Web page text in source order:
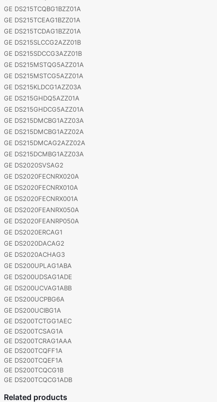
GE DS215TCQBG1BZZ01A
GE DS215TCEAG1BZZ01A
GE DS215TCDAG1BZZ01A
GE DS215SLCCG2AZZ01B
GE DS215SDCCG3AZZ01B
GE DS215MSTQG5AZZ01A
GE DS215MSTCG5AZZ01A
GE DS215KLDCG1AZZ03A
GE DS215GHDQ5AZZ01A
GE DS215GHDCG5AZZ01A
GE DS215DMCBG1AZZ03A
GE DS215DMCBG1AZZ02A
GE DS215DMCAG2AZZ02A
GE DS215DCMBG1AZZ03A
GE DS2020SVSAG2
GE DS2020FECNRX020A
GE DS2020FECNRX010A
GE DS2020FECNRX001A
GE DS2020FEANRX050A
GE DS2020FEANRP050A
GE DS2020ERCAG1
GE DS2020DACAG2
GE DS2020ACHAG3
GE DS200UPLAG1ABA
GE DS200UDSAG1ADE
GE DS200UCVAG1ABB
GE DS200UCPBG6A
GE DS200UCIBG1A
GE DS200TCTGG1AEC
GE DS200TCSAG1A
GE DS200TCRAG1AAA
GE DS200TCQFF1A
GE DS200TCQEF1A
GE DS200TCQCG1B
GE DS200TCQCG1ADB
Related products